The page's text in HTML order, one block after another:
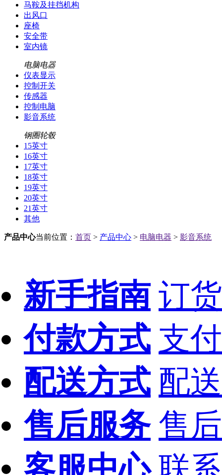
马鞍及挂挡机构
出风口
座椅
安全带
室内镜
电脑电器
仪表显示
控制开关
传感器
控制电脑
影音系统
钢圈轮毂
15英寸
16英寸
17英寸
18英寸
19英寸
20英寸
21英寸
其他
产品中心当前位置： 首页 > 产品中心 > 电脑电器 > 影音系统
新手指南 订
付款方式 支
配送方式 配
售后服务 售